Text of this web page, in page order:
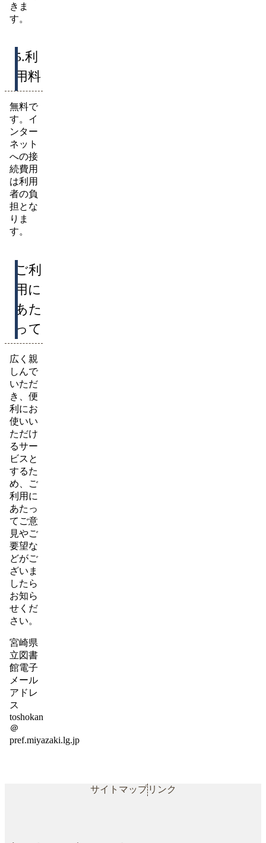
きま
す。
5.利
用料
無料で
す。イ
ンター
ネット
への接
続費用
は利用
者の負
担とな
りま
す。
ご利
用に
あた
って
広く親
しんで
いただ
き、便
利にお
使いい
ただけ
るサー
ビスと
するた
め、ご
利用に
あたっ
てご意
見やご
要望な
どがご
ざいま
したら
お知ら
せくだ
さい。
宮崎県
立図書
館電子
メール
アドレ
ス
toshokan
＠
pref.miyazaki.lg.jp
サイトマップリンク